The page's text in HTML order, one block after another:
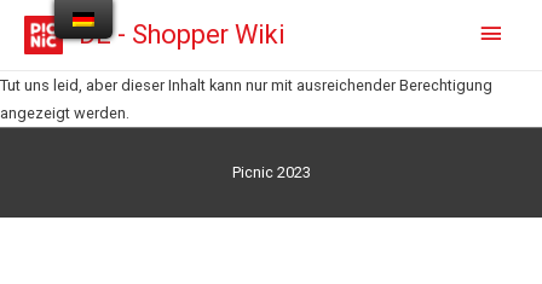
DE - Shopper Wiki
Tut uns leid, aber dieser Inhalt kann nur mit ausreichender Berechtigung
angezeigt werden.
Picnic 2023